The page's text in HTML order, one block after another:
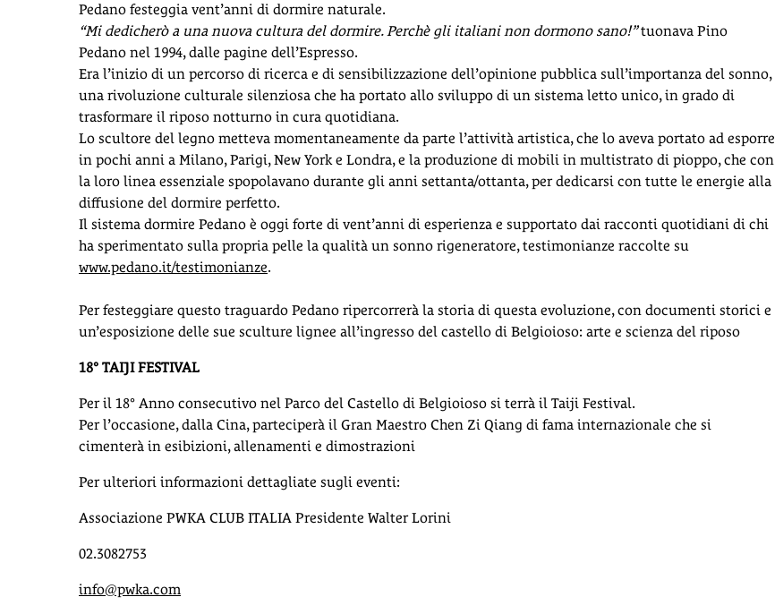
Pedano festeggia vent’anni di dormire naturale.
“Mi dedicherò a una nuova cultura del dormire. Perchè gli italiani non dormono sano!”tuonava Pino
Pedano nel 1994, dalle pagine dell’Espresso.
Era l’inizio di un percorso di ricerca e di sensibilizzazione dell’opinione pubblica sull’importanza del sonno,
una rivoluzione culturale silenziosa che ha portato allo sviluppo di un sistema letto unico, in grado di
trasformare il riposo notturno in cura quotidiana.
Lo scultore del legno metteva momentaneamente da parte l’attività artistica, che lo aveva portato ad esporre
in pochi anni a Milano, Parigi, New York e Londra, e la produzione di mobili in multistrato di pioppo, che con
la loro linea essenziale spopolavano durante gli anni settanta/ottanta, per dedicarsi con tutte le energie alla
diffusione del dormire perfetto.
Il sistema dormire Pedano è oggi forte di vent’anni di esperienza e supportato dai racconti quotidiani di chi
ha sperimentato sulla propria pelle la qualità un sonno rigeneratore, testimonianze raccolte su
www.pedano.it/testimonianze.
Per festeggiare questo traguardo Pedano ripercorrerà la storia di questa evoluzione, con documenti storici e
un’esposizione delle sue sculture lignee all’ingresso del castello di Belgioioso: arte e scienza del riposo
18° TAIJI FESTIVAL
Per il 18° Anno consecutivo nel Parco del Castello di Belgioioso si terrà il Taiji Festival.
Per l’occasione, dalla Cina, parteciperà il Gran Maestro Chen Zi Qiang di fama internazionale che si
cimenterà in esibizioni, allenamenti e dimostrazioni
Per ulteriori informazioni dettagliate sugli eventi:
Associazione PWKA CLUB ITALIA Presidente Walter Lorini
02.3082753
info@pwka.com